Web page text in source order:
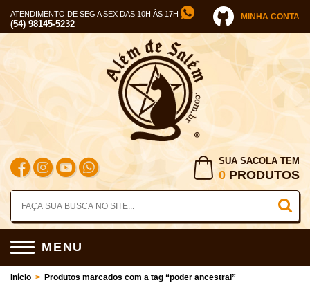
ATENDIMENTO DE SEG A SEX DAS 10H ÀS 17H
(54) 98145-5232
MINHA CONTA
SUA SACOLA TEM
0 PRODUTOS
MENU
Início > Produtos marcados com a tag “poder ancestral”